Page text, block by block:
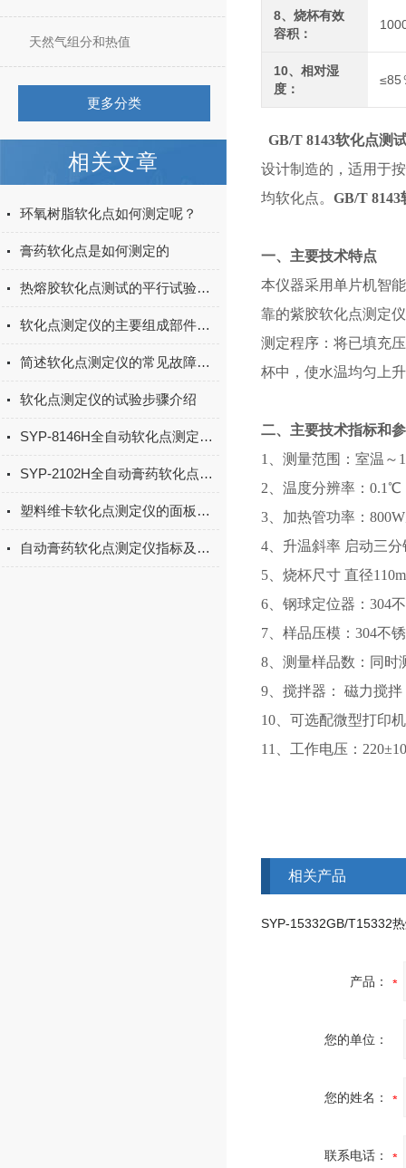
天然气组分和热值
更多分类
相关文章
环氧树脂软化点如何测定呢？
膏药软化点是如何测定的
热熔胶软化点测试的平行试验结果偏差大是什么原因？
软化点测定仪的主要组成部件功能特点介绍
简述软化点测定仪的常见故障解决方法
软化点测定仪的试验步骤介绍
SYP-8146H全自动软化点测定仪(松香）操作步骤
SYP-2102H全自动膏药软化点测定仪的试验方法
塑料维卡软化点测定仪的面板设置要注意什么
自动膏药软化点测定仪指标及参数
8、烧杯有效
容积：
10、相对湿
度：
≤85
GB/T 8143软化点测
设计制造的，适用于
均软化点。 GB/T
一、主要技术特点
本仪器采用单片机智
靠的紫胶软化点测定
测定程序：将已填充
杯中，使水温均匀上
二、主要技术指标和
1、测量范围：室温～
2、温度分辨率：0.1℃
3、加热管功率：
4、升温斜率 启动三
5、烧杯尺寸 直径
6、钢球定位器：304
7、样品压模：304不
8、测量样品数：同时
9、搅拌器： 磁力搅
10、可选配微型打印
11、工作电压：
相关产品
产品：
您的单位：
您的姓名：
联系电话：